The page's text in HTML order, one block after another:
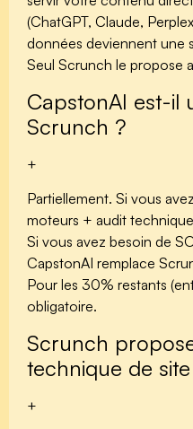
(ChatGPT, Claude,
données deviennent une
Seul Scrunch le propose
CapstonAI est-il
Scrunch ?
+
Partiellement. Si vous
moteurs + audit
Si vous avez besoin de
CapstonAI remplace
Pour les 30% restants
obligatoire.
Scrunch
technique de
+